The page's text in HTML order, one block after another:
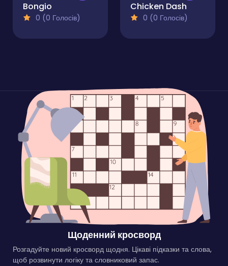
Bongio
0 (0 Голосів)
Chicken Dash
0 (0 Голосів)
Щоденний кросворд
Розгадуйте новий кросворд щодня. Цікаві підказки та слова,
щоб розвинути логіку та словниковий запас.